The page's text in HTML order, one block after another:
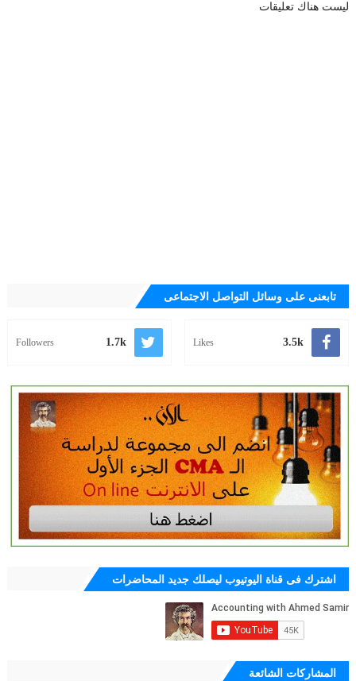
ليست هناك تعليقات
تابعنى على وسائل التواصل الاجتماعى
3.5k
Likes
1.7k
Followers
اشترك فى قناة اليوتيوب ليصلك جديد المحاضرات
المشاركات الشائعة